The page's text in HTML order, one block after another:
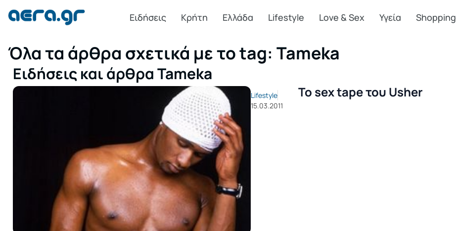
Ειδήσεις Κρήτη Ελλάδα Lifestyle Love & Sex Υγεία Shopping
Όλα τα άρθρα σχετικά με το tag: Tameka
Ειδήσεις και άρθρα Tameka
Lifestyle
15.03.2011
Το sex tape του Usher